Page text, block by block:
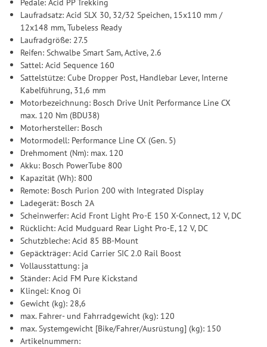
Laufradsatz: Acid SLX 30, 32/32 Speichen, 15x110 mm /
12x148 mm, Tubeless Ready
Laufradgröße: 27.5
Reifen: Schwalbe Smart Sam, Active, 2.6
Sattel: Acid Sequence 160
Sattelstütze: Cube Dropper Post, Handlebar Lever, Interne
Kabelführung, 31,6 mm
Motorbezeichnung: Bosch Drive Unit Performance Line CX
max. 120 Nm (BDU38)
Motorhersteller: Bosch
Motormodell: Performance Line CX (Gen. 5)
Drehmoment (Nm): max. 120
Akku: Bosch PowerTube 800
Kapazität (Wh): 800
Remote: Bosch Purion 200 with Integrated Display
Ladegerät: Bosch 2A
Scheinwerfer: Acid Front Light Pro-E 150 X-Connect, 12 V, DC
Rücklicht: Acid Mudguard Rear Light Pro-E, 12 V, DC
Schutzbleche: Acid 85 BB-Mount
Gepäckträger: Acid Carrier SIC 2.0 Rail Boost
Vollausstattung: ja
Ständer: Acid FM Pure Kickstand
Klingel: Knog Oi
Gewicht (kg): 28,6
max. Fahrer- und Fahrradgewicht (kg): 120
max. Systemgewicht [Bike/Fahrer/Ausrüstung] (kg): 150
Artikelnummern: